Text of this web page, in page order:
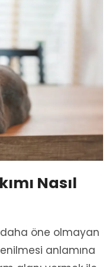
Nasıl
öne olmayan
anlamına